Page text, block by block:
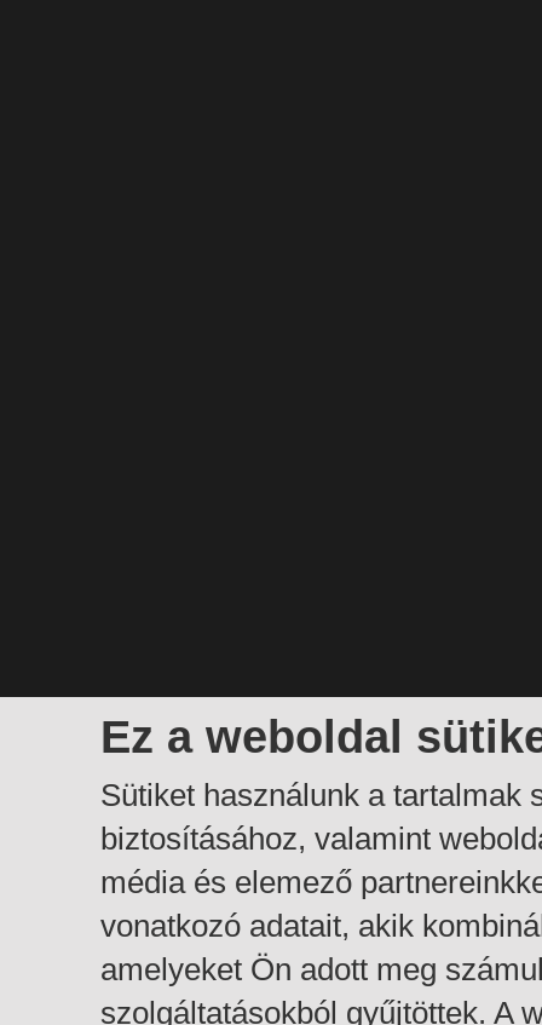
Ez a weboldal
Sütiket használunk a tartalmak
biztosításához, valamint
média és elemező
vonatkozó adatait, akik
amelyeket Ön adott meg
szolgáltatásokból gyűjtöttek. A